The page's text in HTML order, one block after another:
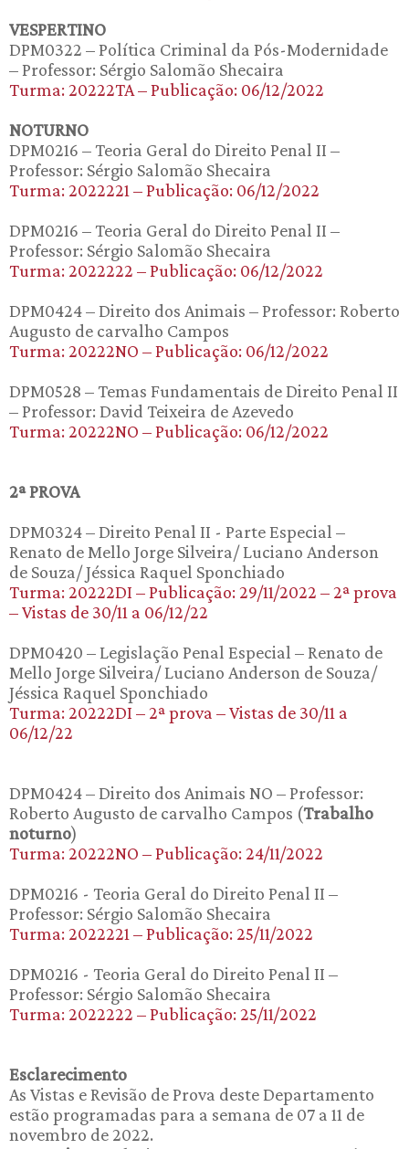
VESPERTINO
DPM0322 – Política Criminal da Pós-Modernidade
– Professor: Sérgio Salomão Shecaira
Turma: 20222TA – Publicação: 06/12/2022
NOTURNO
DPM0216 – Teoria Geral do Direito Penal II –
Professor: Sérgio Salomão Shecaira
Turma: 2022221 – Publicação: 06/12/2022
DPM0216 – Teoria Geral do Direito Penal II –
Professor: Sérgio Salomão Shecaira
Turma: 2022222 – Publicação: 06/12/2022
DPM0424 – Direito dos Animais – Professor: Roberto
Augusto de carvalho Campos
Turma: 20222NO – Publicação: 06/12/2022
DPM0528 – Temas Fundamentais de Direito Penal II
– Professor: David Teixeira de Azevedo
Turma: 20222NO – Publicação: 06/12/2022
2ª PROVA
DPM0324 – Direito Penal II - Parte Especial –
Renato de Mello Jorge Silveira/ Luciano Anderson
de Souza/ Jéssica Raquel Sponchiado
Turma: 20222DI – Publicação: 29/11/2022 – 2ª prova
– Vistas de 30/11 a 06/12/22
DPM0420 – Legislação Penal Especial – Renato de
Mello Jorge Silveira/ Luciano Anderson de Souza/
Jéssica Raquel Sponchiado
Turma: 20222DI – 2ª prova – Vistas de 30/11 a
06/12/22
DPM0424 – Direito dos Animais NO – Professor:
Roberto Augusto de carvalho Campos (Trabalho
noturno)
Turma: 20222NO – Publicação: 24/11/2022
DPM0216 - Teoria Geral do Direito Penal II –
Professor: Sérgio Salomão Shecaira
Turma: 2022221 – Publicação: 25/11/2022
DPM0216 - Teoria Geral do Direito Penal II –
Professor: Sérgio Salomão Shecaira
Turma: 2022222 – Publicação: 25/11/2022
Esclarecimento
As Vistas e Revisão de Prova deste Departamento
estão programadas para a semana de 07 a 11 de
novembro de 2022.